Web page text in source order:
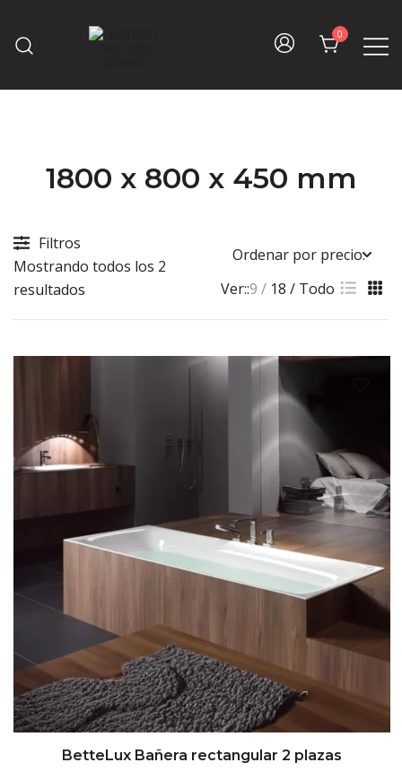
content
Baníssimo
Fine bath design
0
1800 x 800 x 450 mm
Filtros
Mostrando todos los 2
resultados
high
Ver::9 18 Todo
BetteLux Bañera rectangular 2 plazas